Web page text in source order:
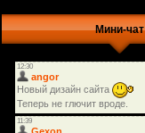
Мини-чат